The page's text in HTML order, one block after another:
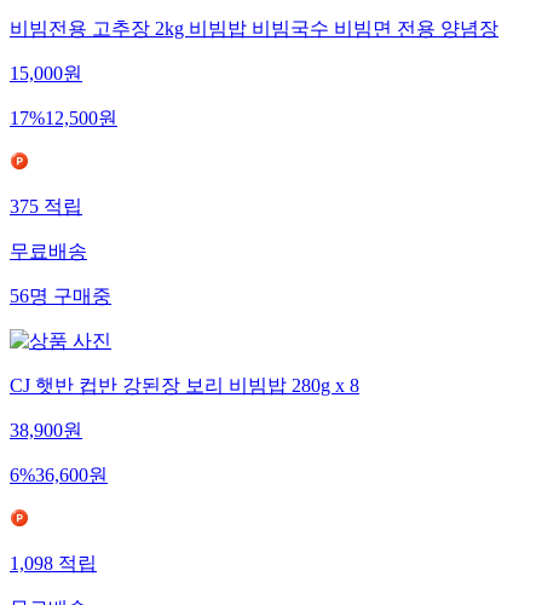
비빔전용 고추장 2kg 비빔밥 비빔국수 비빔면 전용 양념장
15,000원
17%12,500원
375적립
무료배송
56명구매중
CJ 햇반 컵반 강된장 보리 비빔밥 280g x 8
38,900원
6%36,600원
1,098적립